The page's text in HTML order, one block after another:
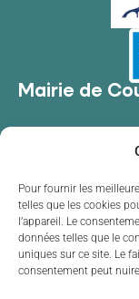
Pour fournir les
telles que les cookies
l’appareil. Le
données telles que le
uniques sur ce site. Le
consentement peut
Mairie de
05 55 39 34
Contacter
Horaires
Lundide
Mardi
de